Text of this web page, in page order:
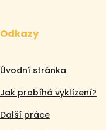
Odkazy
Úvodní stránka
Jak probíhá vyklízení?
Další práce